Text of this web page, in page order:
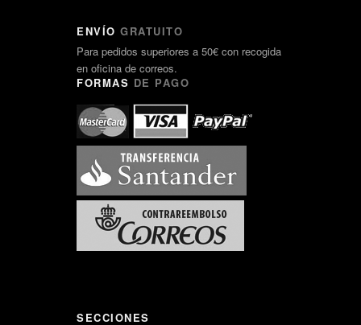
ENVÍO GRATUITO
Para pedidos superiores a 50€ con recogida
en oficina de correos.
FORMAS DE PAGO
SECCIONES